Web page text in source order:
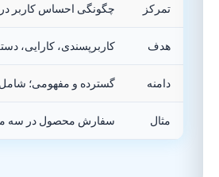
تمرکز چگونگی احساس کاربر در
هدف کاربرپسندی، کارایی،
دامنه گسترده و مفهومی؛ شامل
مثال سفارش محصول در سه